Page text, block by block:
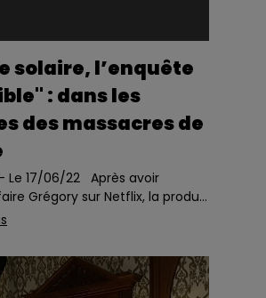
solaire, l’enquête
: dans les
des massacres de
Le 17/06/22 Après avoir
Grégory sur Netflix, la produ...